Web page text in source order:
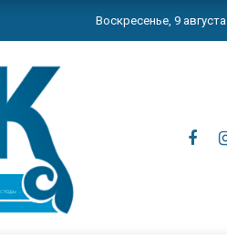
Воскресенье, 9 августа